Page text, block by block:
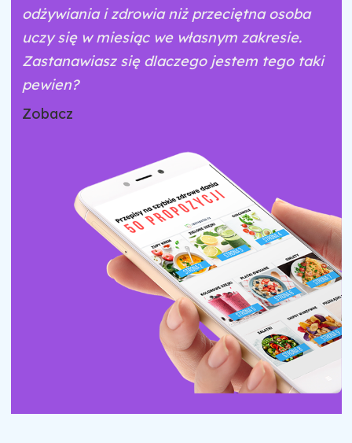
odżywiania i zdrowia niż przeciętna osoba
uczy się w miesiąc we własnym zakresie.
Zastanawiasz się dlaczego jestem tego taki
pewien?
Zobacz